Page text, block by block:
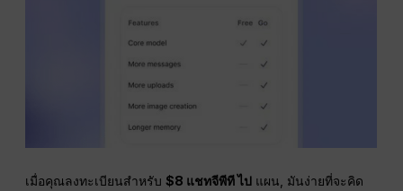
เมื่อคุณลงทะเบียนสำหรับ$8 แชทจีพีทีไป แผน, มันง่ายที่จะคิด